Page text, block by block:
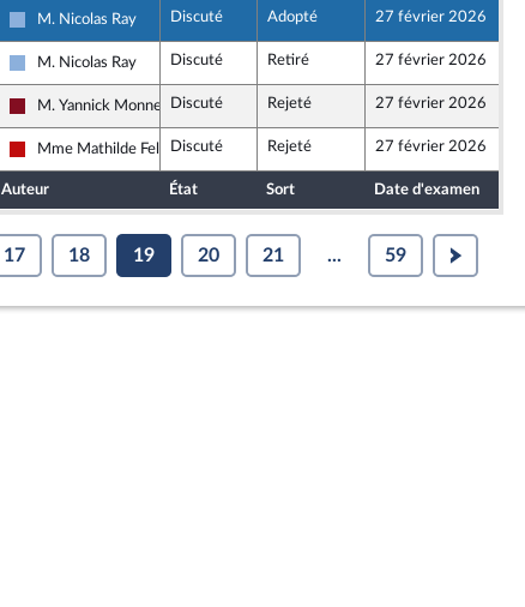
Droite Républicaine
M. Nicolas Ray Discuté Adopté 27 février 2026
Droite Républicaine
M. Nicolas Ray Discuté Retiré 27 février 2026
Gauche Démocrate et Républicaine
M. Yannick Monnet Discuté Rejeté 27 février 2026
La France insoumise - Nouveau Front Populaire
Mme Mathilde Feld Discuté Rejeté 27 février 2026
Auteur État Sort Date d'examen
17 18 19 20 21 ... 59